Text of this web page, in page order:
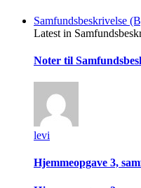
Samfundsbeskrivelse
Latest in
Noter til
levi
Hjemmeopgave 3,